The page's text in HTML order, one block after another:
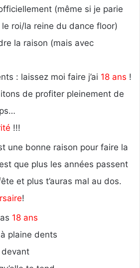
(même si je parie
roi/la reine du dance floor)
la raison (mais avec
: laissez moi faire j’ai 18 ans !
de profiter pleinement de
!!!
une bonne raison pour faire la
que plus les années passent
et plus t’auras mal au dos.
!
18 ans
plaine dents
devant